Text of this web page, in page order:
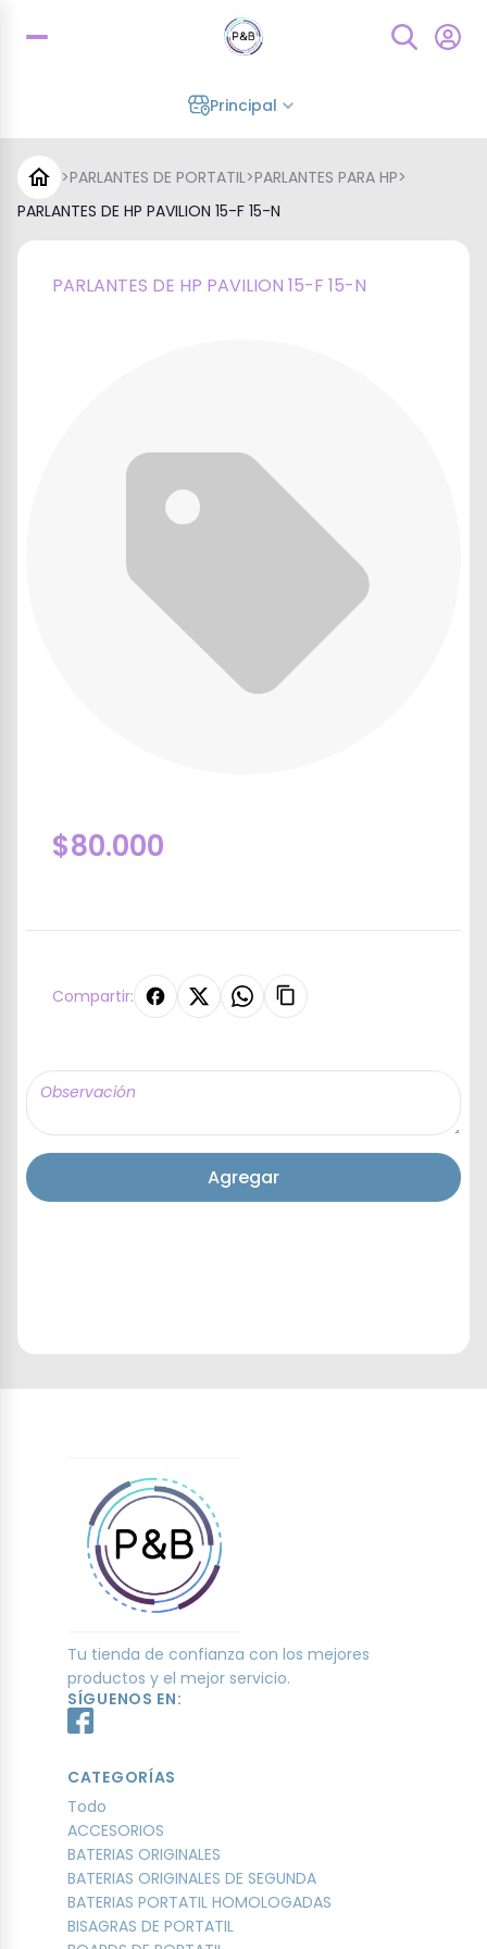
Principal
>PARLANTES DE PORTATIL>PARLANTES PARA HP>
PARLANTES DE HP PAVILION 15-F 15-N
PARLANTES DE HP PAVILION 15-F 15-N
$80.000
Compartir:
Agregar
Tu tienda de confianza con los mejores
productos y el mejor servicio.
SÍGUENOS EN:
CATEGORÍAS
Todo
ACCESORIOS
BATERIAS ORIGINALES
BATERIAS ORIGINALES DE SEGUNDA
BATERIAS PORTATIL HOMOLOGADAS
BISAGRAS DE PORTATIL